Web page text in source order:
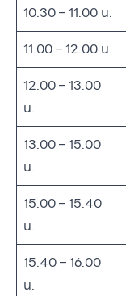
10.30 – 11.00 น.
11.00 – 12.00 น.
12.00 – 13.00
น.
13.00 – 15.00
น.
15.00 – 15.40
น.
15.40 – 16.00
น.